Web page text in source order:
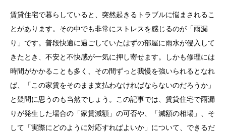
賃貸住宅で暮らしていると、突然起きるトラブルに悩まされるこ
とがあります。その中でも非常にストレスを感じるのが「雨漏
り」です。普段快適に過ごしていたはずの部屋に雨水が侵入して
きたとき、不安と不快感が一気に押し寄せます。しかも修理には
時間がかかることも多く、その間ずっと我慢を強いられるとなれ
ば、「この家賃をそのまま支払わなければならないのだろうか」
と疑問に思うのも当然でしょう。この記事では、賃貸住宅で雨漏
りが発生した場合の「家賃減額」の可否や、「減額の相場」、そ
して「実際にどのように対応すればよいか」について、できるだ